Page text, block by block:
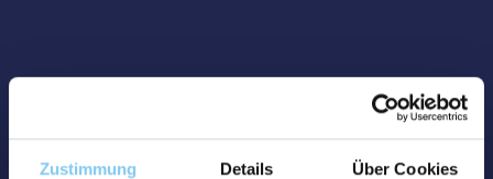
Zustimmung Details Über Cookies